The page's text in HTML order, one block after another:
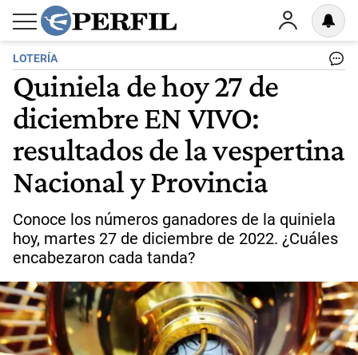
LOTERÍA
Quiniela de hoy 27 de
diciembre EN VIVO:
resultados de la vespertina
Nacional y Provincia
Conoce los números ganadores de la quiniela
hoy, martes 27 de diciembre de 2022. ¿Cuáles
encabezaron cada tanda?